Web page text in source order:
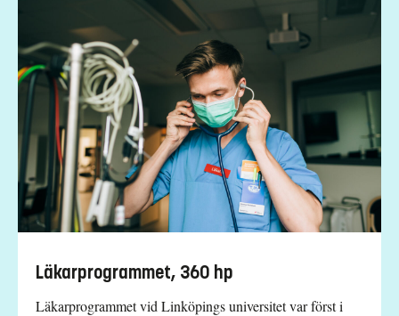
Läkarprogrammet, 360 hp
Läkarprogrammet vid Linköpings universitet var först i